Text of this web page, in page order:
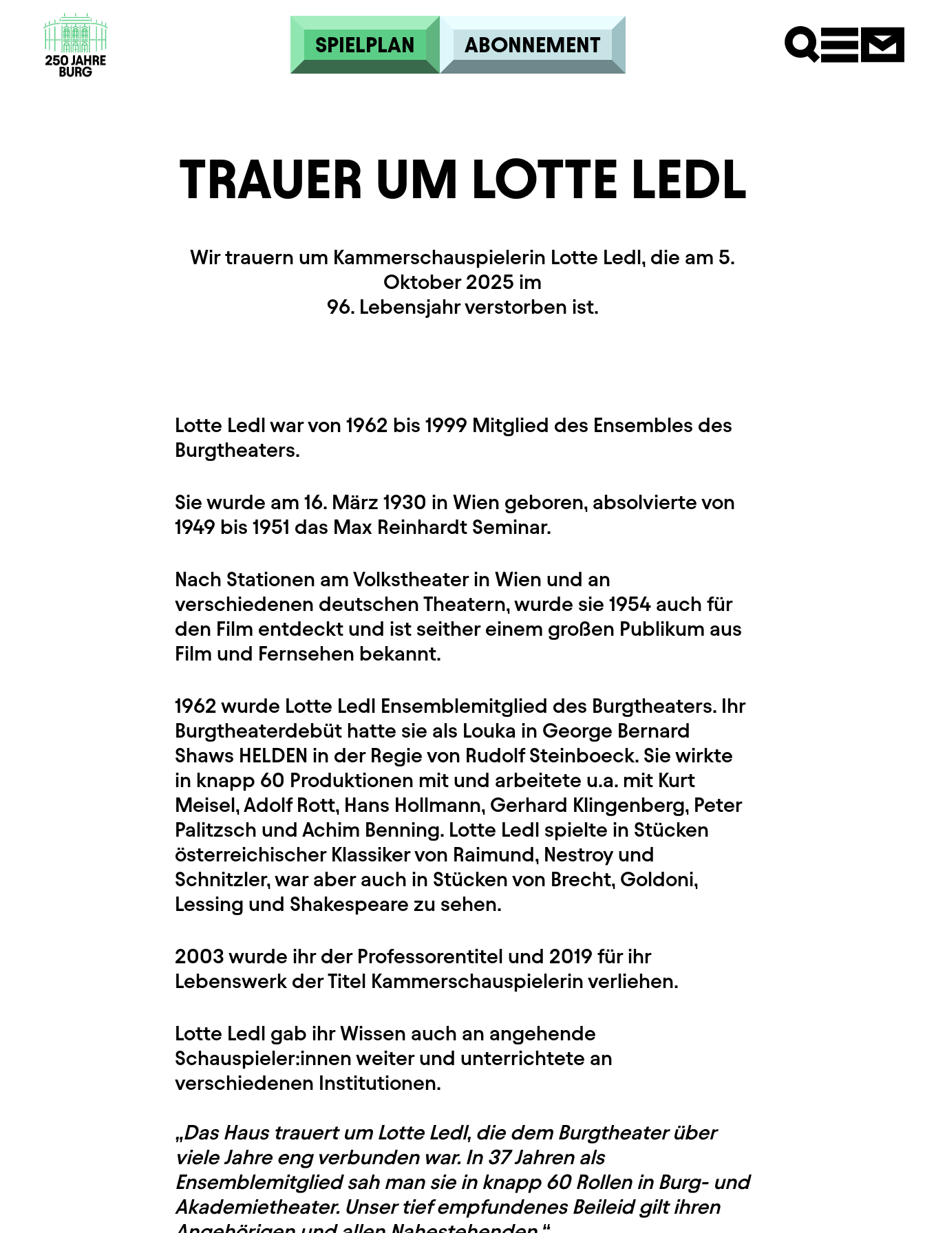
Direkt zum Inhalt
SPIELPLAN ABONNEMENT
TRAUER UM LOTTE LEDL
Wir trauern um Kammerschauspielerin Lotte Ledl, die am 5.
Oktober 2025 im
96. Lebensjahr verstorben ist.
Lotte Ledl war von 1962 bis 1999 Mitglied des Ensembles des
Burgtheaters.
Sie wurde am 16. März 1930 in Wien geboren, absolvierte von
1949 bis 1951 das Max Reinhardt Seminar.
Nach Stationen am Volkstheater in Wien und an
verschiedenen deutschen Theatern, wurde sie 1954 auch für
den Film entdeckt und ist seither einem großen Publikum aus
Film und Fernsehen bekannt.
1962 wurde Lotte Ledl Ensemblemitglied des Burgtheaters. Ihr
Burgtheaterdebüt hatte sie als Louka in George Bernard
Shaws HELDEN in der Regie von Rudolf Steinboeck. Sie wirkte
in knapp 60 Produktionen mit und arbeitete u.a. mit Kurt
Meisel, Adolf Rott, Hans Hollmann, Gerhard Klingenberg, Peter
Palitzsch und Achim Benning. Lotte Ledl spielte in Stücken
österreichischer Klassiker von Raimund, Nestroy und
Schnitzler, war aber auch in Stücken von Brecht, Goldoni,
Lessing und Shakespeare zu sehen.
2003 wurde ihr der Professorentitel und 2019 für ihr
Lebenswerk der Titel Kammerschauspielerin verliehen.
Lotte Ledl gab ihr Wissen auch an angehende
Schauspieler:innen weiter und unterrichtete an
verschiedenen Institutionen.
„Das Haus trauert um Lotte Ledl, die dem Burgtheater über
viele Jahre eng verbunden war. In 37 Jahren als
Ensemblemitglied sah man sie in knapp 60 Rollen in Burg- und
Akademietheater. Unser tief empfundenes Beileid gilt ihren